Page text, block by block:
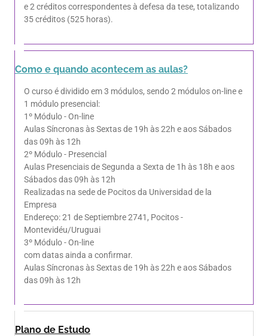
e 2 créditos correspondentes à defesa da tese, totalizando
35 créditos (525 horas).
Como e quando acontecem as aulas?
O curso é dividido em 3 módulos, sendo 2 módulos on-line e
1 módulo presencial:
1º Módulo - On-line
Aulas Síncronas às Sextas de 19h às 22h e aos Sábados
das 09h às 12h
2º Módulo - Presencial
Aulas Presenciais de Segunda a Sexta de 1h às 18h e aos
Sábados das 09h às 12h
Realizadas na sede de Pocitos da Universidad de la
Empresa
Endereço: 21 de Septiembre 2741, Pocitos -
Montevidéu/Uruguai
3º Módulo - On-line
com datas ainda a confirmar.
Aulas Síncronas às Sextas de 19h às 22h e aos Sábados
das 09h às 12h
Plano de Estudo